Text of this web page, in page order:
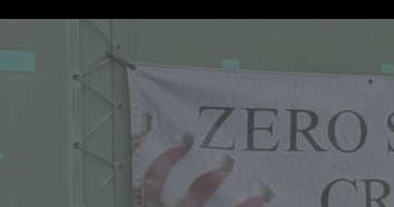
ORDER SPIKE
SUNGLASSES
PROTEIN
BLOG
INTRODUCTION